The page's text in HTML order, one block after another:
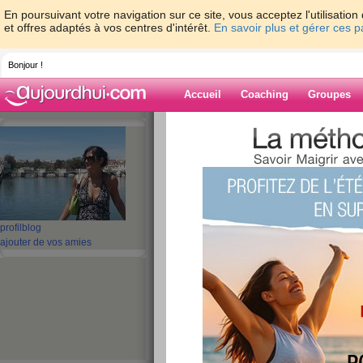
En poursuivant votre navigation sur ce site, vous acceptez
et offres adaptés à vos centres d'intérêt. En savoir plus et gérer ces
Bonjour !
Accueil Coaching Groupes
profil blog
ajouter de vos amies
> > journée
Blog de lililou29
journée sous le